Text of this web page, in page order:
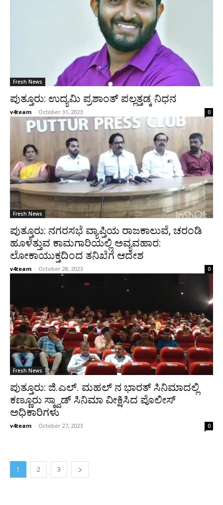
Fresh News
ಪುತ್ತೂರು: ಉದ್ಯಮಿ ಪ್ರಶಾಂತ್ ಪಲ್ಲತ್ತಡ್ಕ ನಿಧನ
v4team - October 31, 2023 0
Fresh News
ಪುತ್ತೂರು: ನಗರಸಭೆ ವ್ಯಾಪ್ತಿಯ ರಾಜಕಾಲುವೆ, ಚರಂಡಿ
ಹೂಳೆತ್ತುವ ಕಾಮಗಾರಿಯಲ್ಲಿ ಅವ್ಯವಹಾರ:
ಲೋಕಾಯುಕ್ತದಿಂದ ತನಿಖೆಗೆ ಆದೇಶ
v4team - October 28, 2023 0
Fresh News
ಪುತ್ತೂರು: ಜಿ.ಎಲ್. ಮಹಲ್ ನ ಭಾರತ್ ಸಿನಿಮಾದಲ್ಲಿ
ಕಣ್ಣೂರು ಸ್ಕ್ವಾಡ್ ಸಿನಿಮಾ ವೀಕ್ಷಿಸಿದ ಪೊಲೀಸ್
ಅಧಿಕಾರಿಗಳು
v4team - October 27, 2023 0
1 2 3